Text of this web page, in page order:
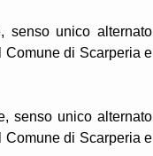
senso unico alternato
Comune di Scarperia e
senso unico alternato
Comune di Scarperia e